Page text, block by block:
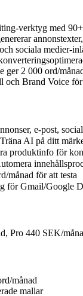
verktyg med
sociala medier-
ger 2 000 ord/
och Brand Voice
e-post,
AI på ditt
produktinfo för
månad för att testa
för Gmail/Google
Pro 440 SEK/
månad
mallar